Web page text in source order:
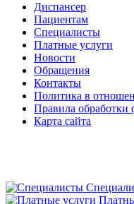
Диспансер
Пациентам
Специалисты
Платные услуги
Новости
Обращения
Контакты
Политика в
Правила обработки
Карта сайта